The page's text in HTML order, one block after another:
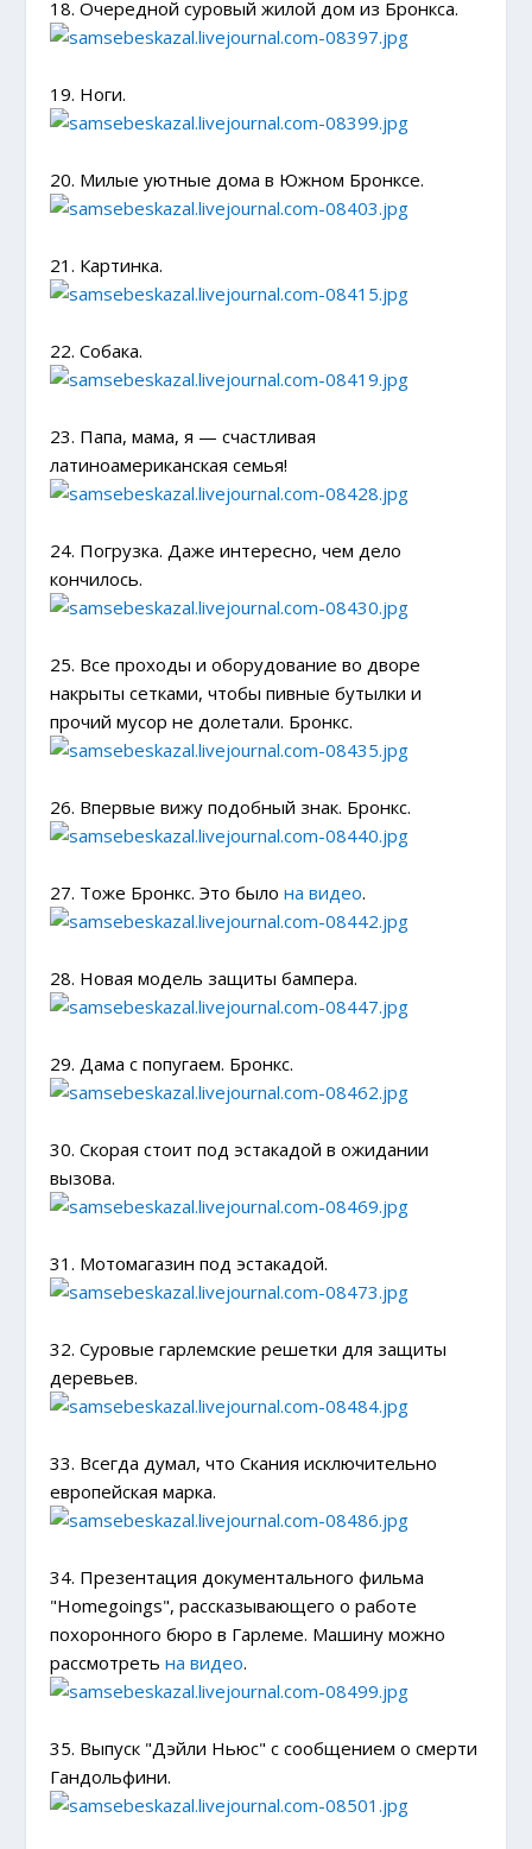
18. Очередной суровый жилой дом из Бронкса.
19. Ноги.
20. Милые уютные дома в Южном Бронксе.
21. Картинка.
22. Собака.
23. Папа, мама, я — счастливая
латиноамериканская семья!
24. Погрузка. Даже интересно, чем дело
кончилось.
25. Все проходы и оборудование во дворе
накрыты сетками, чтобы пивные бутылки и
прочий мусор не долетали. Бронкс.
26. Впервые вижу подобный знак. Бронкс.
27. Тоже Бронкс. Это былона видео.
28. Новая модель защиты бампера.
29. Дама с попугаем. Бронкс.
30. Скорая стоит под эстакадой в ожидании
вызова.
31. Мотомагазин под эстакадой.
32. Суровые гарлемские решетки для защиты
деревьев.
33. Всегда думал, что Скания исключительно
европейская марка.
34. Презентация документального фильма
"Homegoings", рассказывающего о работе
похоронного бюро в Гарлеме. Машину можно
рассмотретьна видео.
35. Выпуск "Дэйли Ньюс" с сообщением о смерти
Гандольфини.